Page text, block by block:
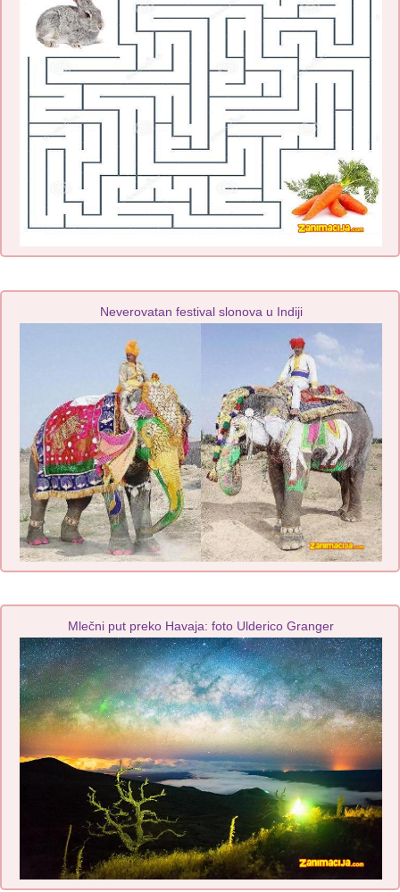
Neverovatan festival slonova u Indiji
Mlečni put preko Havaja: foto Ulderico Granger